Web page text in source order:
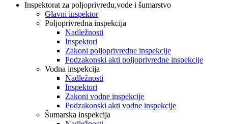
Inspektorat za poljoprivredu,vode i šumarstvo
Glavni inspektor
Poljoprivredna inspekcija
Nadležnosti
Inspektori
Zakoni poljoprivredne inspekcije
Podzakonski akti poljoprivredne inspekcije
Vodna inspekcija
Nadležnosti
Inspektori
Zakoni vodne inspekcije
Podzakonski akti vodne inspekcije
Šumarska inspekcija